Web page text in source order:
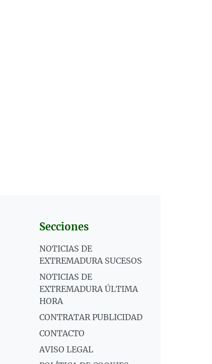
Secciones
NOTICIAS DE
EXTREMADURA SUCESOS
NOTICIAS DE
EXTREMADURA ÚLTIMA
HORA
CONTRATAR PUBLICIDAD
CONTACTO
AVISO LEGAL